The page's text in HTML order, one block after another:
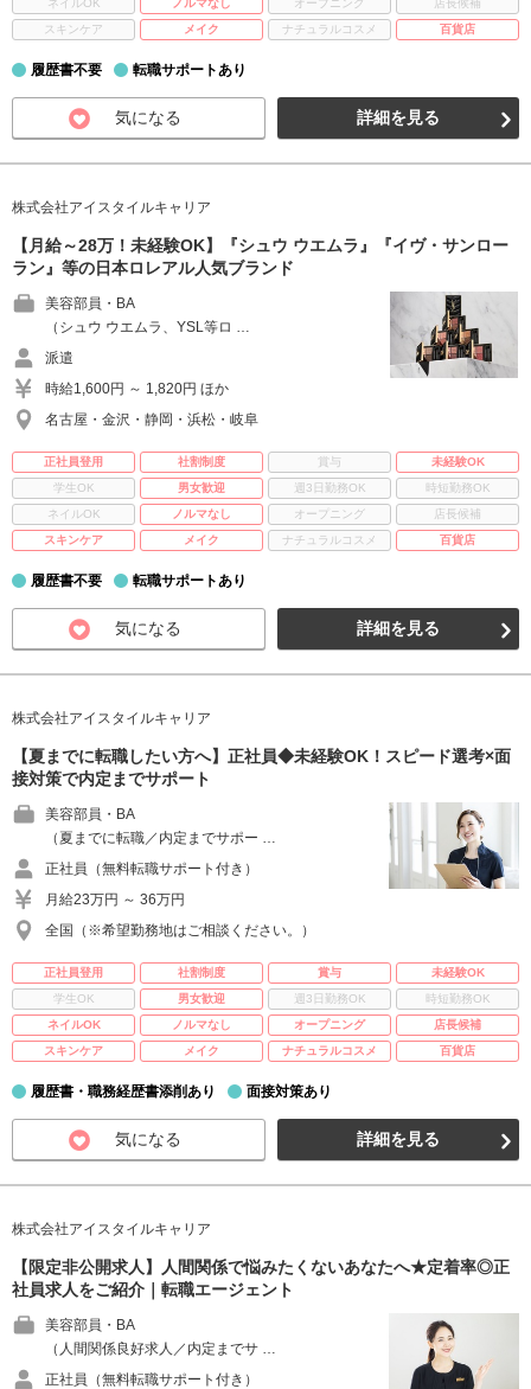
ネイルOK ノルマなし オープニング
店長候補
スキンケア
メイク ナチュラルコスメ 百貨店
履歴書不要 転職サポートあり
気になる 詳細を見る
株式会社アイスタイルキャリア
【月給～28万！未経験OK】『シュウ ウエムラ』『イヴ・サンロー
ラン』等の日本ロレアル人気ブランド
美容部員・BA
（シュウ ウエムラ、YSL等ロ …
派遣
時給1,600円 ～ 1,820円 ほか
名古屋・金沢・静岡・浜松・岐阜
正社員登用 社割制度 賞与
未経験OK
学生OK
男女歓迎 週3日勤務OK
時短勤務OK
ネイルOK
ノルマなし オープニング
店長候補
スキンケア
メイク ナチュラルコスメ 百貨店
履歴書不要 転職サポートあり
気になる 詳細を見る
株式会社アイスタイルキャリア
【夏までに転職したい方へ】正社員◆未経験OK！スピード選考×面
接対策で内定までサポート
美容部員・BA
（夏までに転職／内定までサポー …
正社員（無料転職サポート付き）
月給23万円 ～ 36万円
全国（※希望勤務地はご相談ください。）
正社員登用 社割制度 賞与
未経験OK
学生OK
男女歓迎 週3日勤務OK
時短勤務OK
ネイルOK
ノルマなし オープニング
店長候補
スキンケア
メイク ナチュラルコスメ 百貨店
履歴書・職務経歴書添削あり 面接対策あり
気になる 詳細を見る
株式会社アイスタイルキャリア
【限定非公開求人】人間関係で悩みたくないあなたへ★定着率◎正
社員求人をご紹介｜転職エージェント
美容部員・BA
（人間関係良好求人／内定までサ …
正社員（無料転職サポート付き）